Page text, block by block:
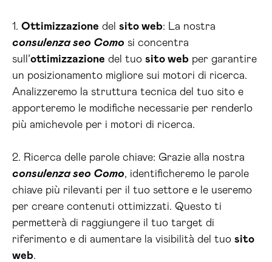
1. Ottimizzazione del sito web: La nostra
consulenza seo Como si concentra
sull’ottimizzazione del tuo sito web per garantire
un posizionamento migliore sui motori di ricerca.
Analizzeremo la struttura tecnica del tuo sito e
apporteremo le modifiche necessarie per renderlo
più amichevole per i motori di ricerca.
2. Ricerca delle parole chiave: Grazie alla nostra
consulenza seo Como, identificheremo le parole
chiave più rilevanti per il tuo settore e le useremo
per creare contenuti ottimizzati. Questo ti
permetterà di raggiungere il tuo target di
riferimento e di aumentare la visibilità del tuo sito
web.